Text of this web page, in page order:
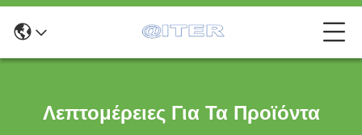
Λεπτομέρειες Για Τα Προϊόντα